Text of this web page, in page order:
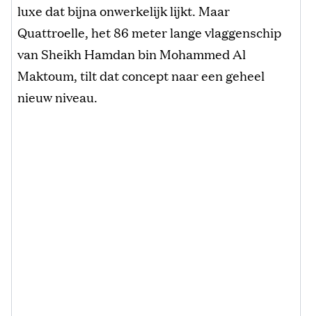
luxe dat bijna onwerkelijk lijkt. Maar
Quattroelle, het 86 meter lange vlaggenschip
van Sheikh Hamdan bin Mohammed Al
Maktoum, tilt dat concept naar een geheel
nieuw niveau.